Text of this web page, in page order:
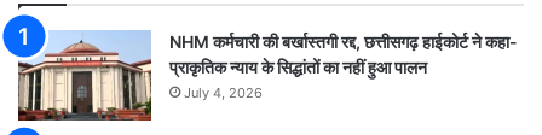
NHM कर्मचारी की बर्खास्तगी रद्द, छत्तीसगढ़ हाईकोर्ट ने कहा-
प्राकृतिक न्याय के सिद्धांतों का नहीं हुआ पालन
July 4, 2026